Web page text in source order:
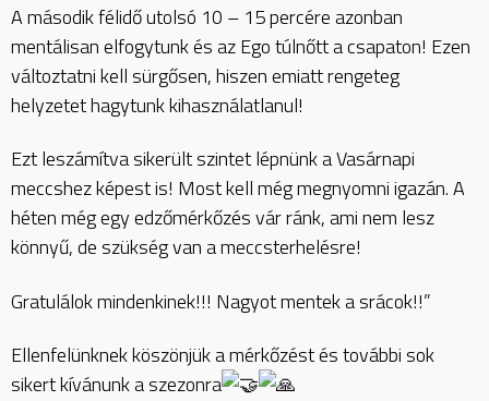
A második félidő utolsó 10 – 15 percére azonban
mentálisan elfogytunk és az Ego túlnőtt a csapaton! Ezen
változtatni kell sürgősen, hiszen emiatt rengeteg
helyzetet hagytunk kihasználatlanul!
Ezt leszámítva sikerült szintet lépnünk a Vasárnapi
meccshez képest is! Most kell még megnyomni igazán. A
héten még egy edzőmérkőzés vár ránk, ami nem lesz
könnyű, de szükség van a meccsterhelésre!
Gratulálok mindenkinek!!! Nagyot mentek a srácok!!”
Ellenfelünknek köszönjük a mérkőzést és további sok
sikert kívánunk a szezonra